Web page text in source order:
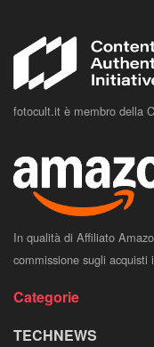
fotocult.it è membro della
In qualità di Affiliato
commissione sugli acquisti
Categorie
TECHNEWS